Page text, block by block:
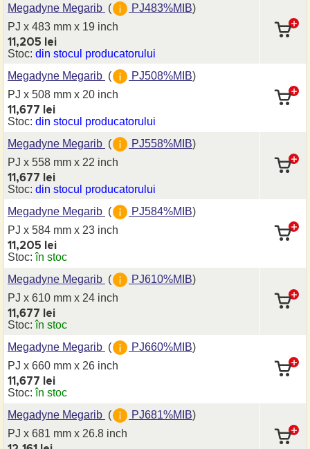
Megadyne Megarib ( PJ483%MIB)
PJ x 483 mm x 19 inch
11,205 lei
Stoc: din stocul producatorului
Megadyne Megarib ( PJ508%MIB)
PJ x 508 mm x 20 inch
11,677 lei
Stoc: din stocul producatorului
Megadyne Megarib ( PJ558%MIB)
PJ x 558 mm x 22 inch
11,677 lei
Stoc: din stocul producatorului
Megadyne Megarib ( PJ584%MIB)
PJ x 584 mm x 23 inch
11,205 lei
Stoc:în stoc
Megadyne Megarib ( PJ610%MIB)
PJ x 610 mm x 24 inch
11,677 lei
Stoc:în stoc
Megadyne Megarib ( PJ660%MIB)
PJ x 660 mm x 26 inch
11,677 lei
Stoc:în stoc
Megadyne Megarib ( PJ681%MIB)
PJ x 681 mm x 26.8 inch